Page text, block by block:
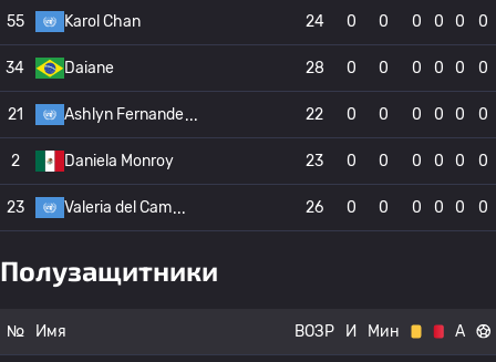
55 Karol Chan 24 0 0 0 0 0 0
34 Daiane 28 0 0 0 0 0 0
21 Ashlyn Fernande 22 0 0 0 0 0 0
2 Daniela Monroy 23 0 0 0 0 0 0
23 Valeria del Cam 26 0 0 0 0 0 0
Полузащитники
№ Имя ВОЗР И Мин А